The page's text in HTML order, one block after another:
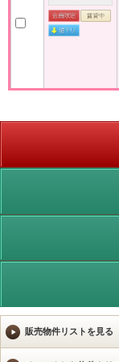
販売物件リストを見る